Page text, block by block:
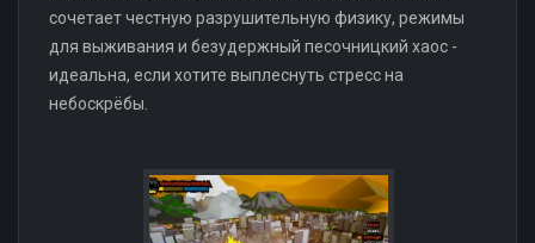
сочетает честную разрушительную физику, режимы
для выживания и безудержный песочницкий хаос -
идеальна, если хотите выплеснуть стресс на
небоскрёбы.